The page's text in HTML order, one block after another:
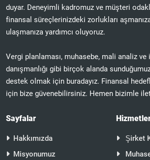
duyar. Deneyimli kadromuz ve müşteri
finansal süreçlerinizdeki zorlukları
ulaşmanıza yardımcı oluyoruz.
Vergi planlaması, muhasebe, mali analiz ve
danışmanlığı gibi birçok alanda
destek olmak için buradayız. Finansal
için bize güvenebilirsiniz. Hemen bizimle
Sayfalar
Hakkımızda
Misyonumuz
Şirket